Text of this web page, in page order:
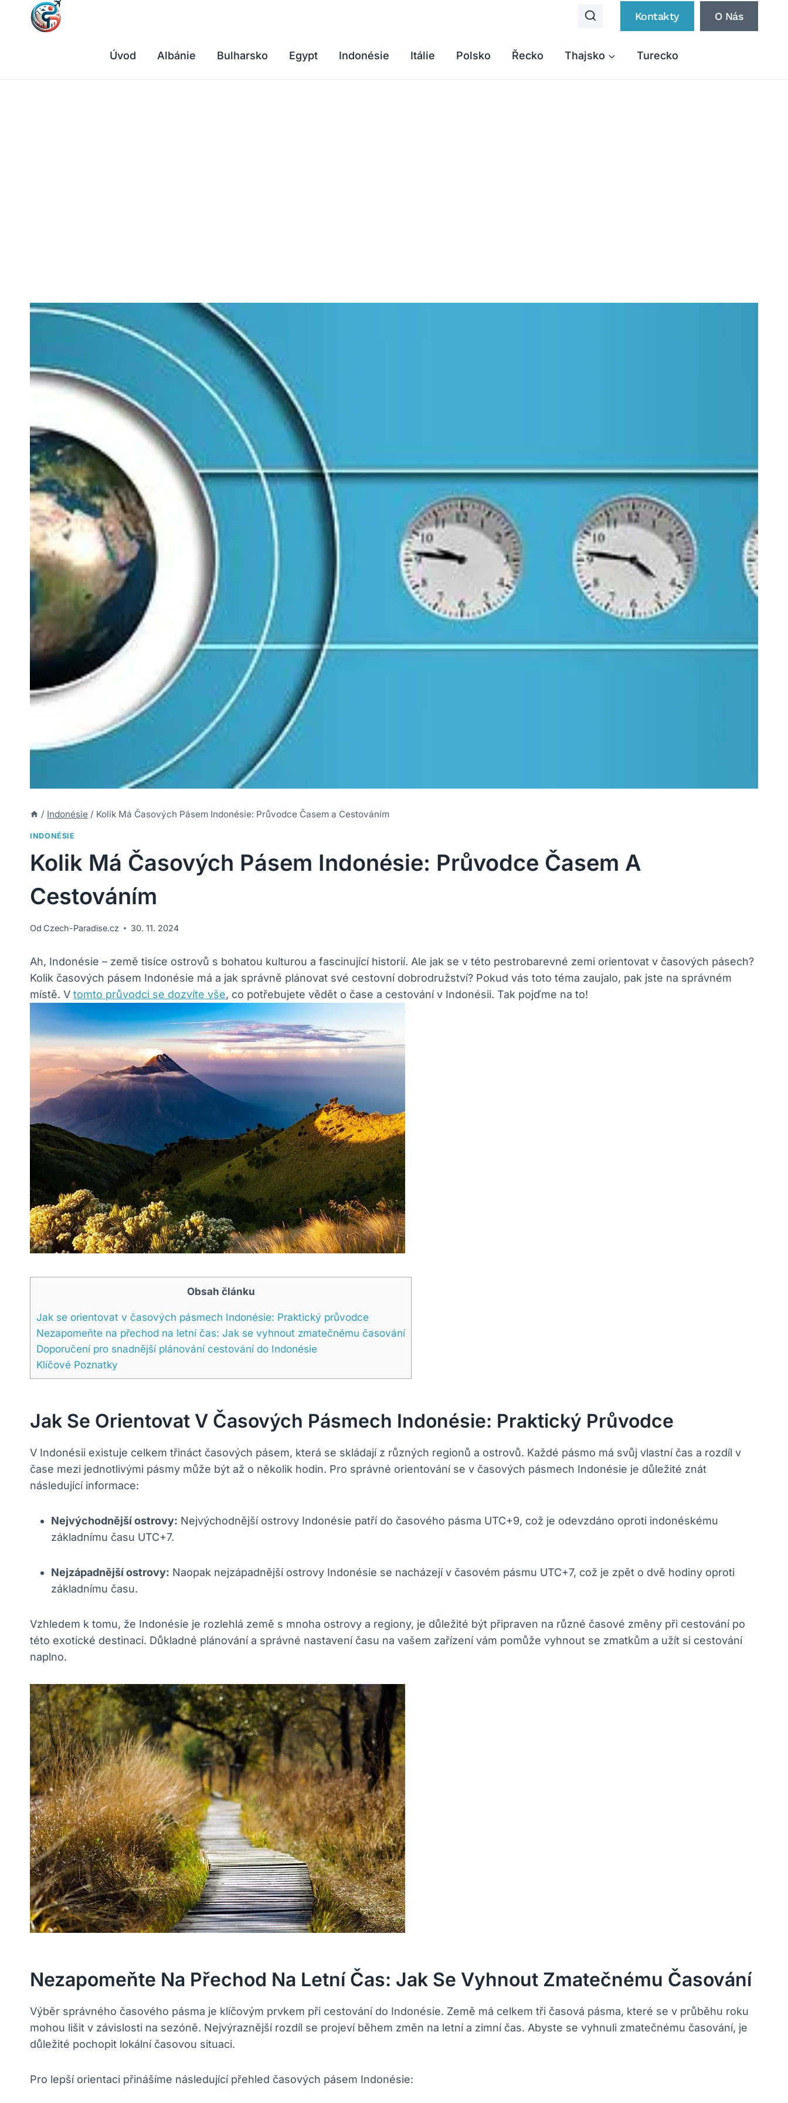
Přeskočit
Kontakty O Nás
Úvod Albánie Bulharsko Egypt Indonésie Itálie Polsko Řecko Thajsko Turecko
/ Indonésie / Kolik Má Časových Pásem Indonésie: Průvodce Časem a Cestováním
INDONÉSIE
Kolik Má Časových Pásem Indonésie: Průvodce Časem A
Cestováním
Od Czech-Paradise.cz 30. 11. 2024
Ah, Indonésie – země tisíce ostrovů s bohatou kulturou a fascinující historií. Ale jak se v této pestrobarevné zemi orientovat v časových pásech?
Kolik časových pásem Indonésie má a jak správně plánovat své cestovní dobrodružství? Pokud vás toto téma zaujalo, pak jste na správném
místě. V tomto průvodci se dozvíte vše, co potřebujete vědět o čase a cestování v Indonésii. Tak pojďme na to!
Obsah článku
Jak se orientovat v časových pásmech Indonésie: Praktický průvodce
Nezapomeňte na přechod na letní čas: Jak se vyhnout zmatečnému časování
Doporučení pro snadnější plánování cestování do Indonésie
Klíčové Poznatky
Jak Se Orientovat V Časových Pásmech Indonésie: Praktický Průvodce
V Indonésii existuje celkem třináct časových pásem, která se skládají z různých regionů a ostrovů. Každé pásmo má svůj vlastní čas a rozdíl v
čase mezi jednotlivými pásmy může být až o několik hodin. Pro správné orientování se v časových pásmech Indonésie je důležité znát
následující informace:
Nejvýchodnější ostrovy: Nejvýchodnější ostrovy Indonésie patří do časového pásma UTC+9, což je odevzdáno oproti indonéskému
základnímu času UTC+7.
Nejzápadnější ostrovy: Naopak nejzápadnější ostrovy Indonésie se nacházejí v časovém pásmu UTC+7, což je zpět o dvě hodiny oproti
základnímu času.
Vzhledem k tomu, že Indonésie je rozlehlá země s mnoha ostrovy a regiony, je důležité být připraven na různé časové změny při cestování po
této exotické destinaci. Důkladné plánování a správné nastavení času na vašem zařízení vám pomůže vyhnout se zmatkům a užít si cestování
naplno.
Nezapomeňte Na Přechod Na Letní Čas: Jak Se Vyhnout Zmatečnému Časování
Výběr správného časového pásma je klíčovým prvkem při cestování do Indonésie. Země má celkem tři časová pásma, které se v průběhu roku
mohou lišit v závislosti na sezóně. Nejvýraznější rozdíl se projeví během změn na letní a zimní čas. Abyste se vyhnuli zmatečnému časování, je
důležité pochopit lokální časovou situaci.
Pro lepší orientaci přinášíme následující přehled časových pásem Indonésie: